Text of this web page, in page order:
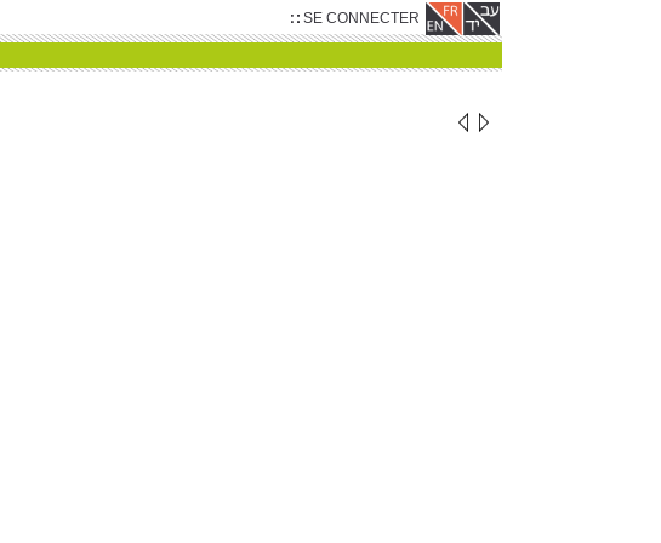
SE CONNECTER